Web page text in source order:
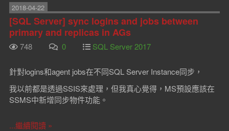
2018-04-22
[SQL Server] sync logins and jobs between
primary and replicas in AGs
748 0 SQL Server 2017
針對logins和agent jobs在不同SQL Server Instance同步，
我以前都是透過SSIS來處理，但我真心覺得，MS預設應該在
SSMS中新增同步物件功能。
...繼續閱讀 »